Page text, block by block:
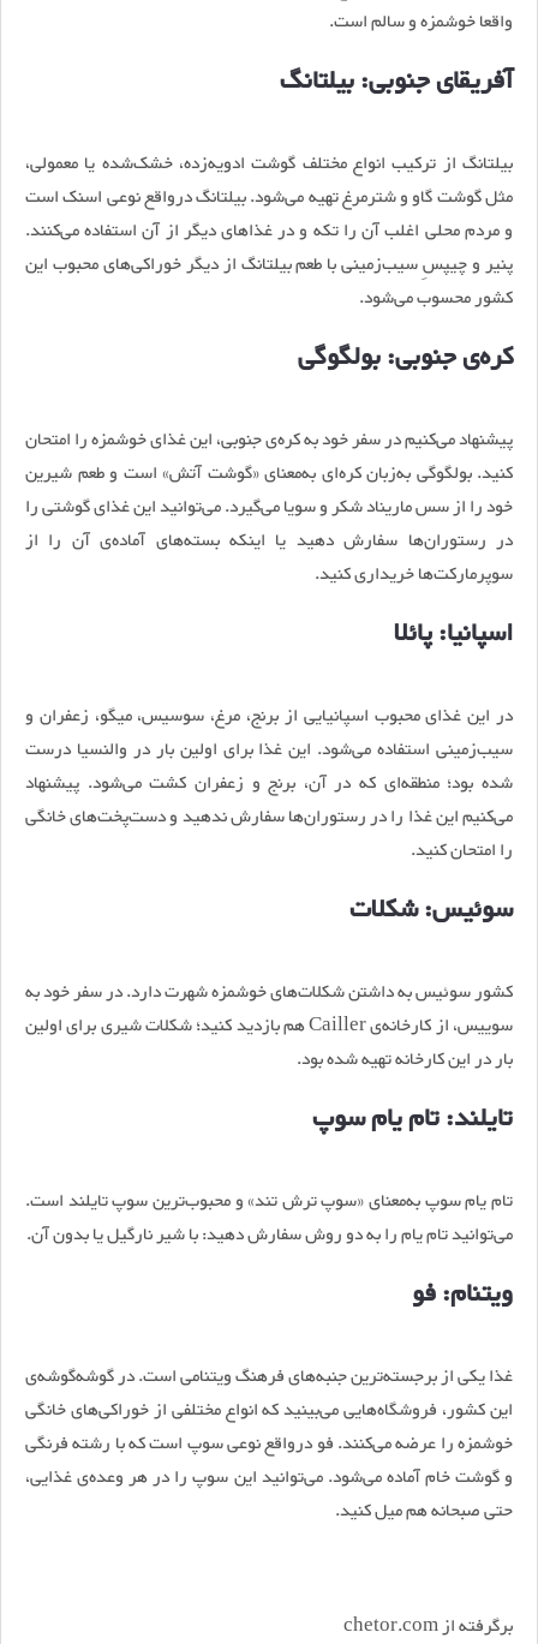
واقعا خوشمزه و سالم است.
آفریقای جنوبی: بیلتانگ
بیلتانگ از ترکیب انواع مختلف گوشت ادویه‌زده، خشک‌شده یا معمولی،
مثل گوشت گاو و شترمرغ تهیه می‌شود. بیلتانگ درواقع نوعی اسنک است
و مردم محلی اغلب آن را تکه و در غذاهای دیگر از آن استفاده می‌کنند.
پنیر و چیپسِ سیب‌زمینی با طعم بیلتانگ از دیگر خوراکی‌های محبوب این
کشور محسوب می‌شود.
کره‌ی جنوبی: بولگوگی
پیشنهاد می‌کنیم در سفر خود به کره‌ی جنوبی، این غذای خوشمزه را امتحان
کنید. بولگوگی به‌زبان کره‌ای به‌معنای «گوشت آتش» است و طعم شیرین
خود را از سس ماریناد شکر و سویا می‌گیرد. می‌توانید این غذای گوشتی را
در رستوران‌ها سفارش دهید یا اینکه بسته‌های آماده‌ی آن را از
سوپرمارکت‌ها خریداری کنید.
اسپانیا: پائلا
در این غذای محبوب اسپانیایی از برنج، مرغ، سوسیس، میگو، زعفران و
سیب‌زمینی استفاده می‌شود. این غذا برای اولین بار در والنسیا درست
شده بود؛ منطقه‌ای که در آن، برنج و زعفران کشت می‌شود. پیشنهاد
می‌کنیم این غذا را در رستوران‌ها سفارش ندهید و دست‌پخت‌های خانگی
را امتحان کنید.
سوئیس: شکلات
کشور سوئیس به داشتن شکلات‌های خوشمزه شهرت دارد. در سفر خود به
سوییس، از کارخانه‌ی Cailler هم بازدید کنید؛ شکلات شیری برای اولین
بار در این کارخانه تهیه شده بود.
تایلند: تام یام سوپ
تام یام سوپ به‌معنای «سوپ ترش تند» و محبوب‌ترین سوپ تایلند است.
می‌توانید تام یام را به دو روش سفارش دهید: با شیر نارگیل یا بدون آن.
ویتنام: فو
غذا یکی از برجسته‌ترین جنبه‌های فرهنگ ویتنامی است. در گوشه‌گوشه‌ی
این کشور، فروشگاه‌هایی می‌بینید که انواع مختلفی از خوراکی‌های خانگی
خوشمزه را عرضه می‌کنند. فو درواقع نوعی سوپ است که با رشته فرنگی
و گوشت خام آماده می‌شود. می‌توانید این سوپ را در هر وعده‌ی غذایی،
حتی صبحانه هم میل کنید.
برگرفته از chetor.com